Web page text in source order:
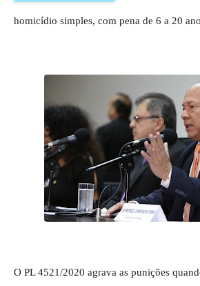
homicídio simples, com pena de 6 a 20
O PL 4521/2020 agrava as punições